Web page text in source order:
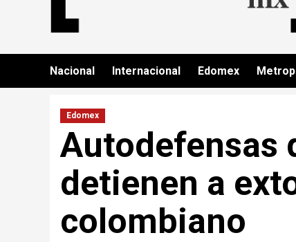
Nacional Internacional Edomex
Edomex
Autodefensas
detienen a
colombiano